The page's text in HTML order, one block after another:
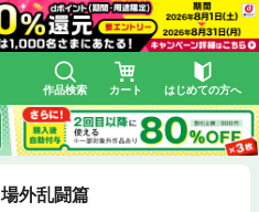
作品検索 カート はじめての方へ
外乱闘篇